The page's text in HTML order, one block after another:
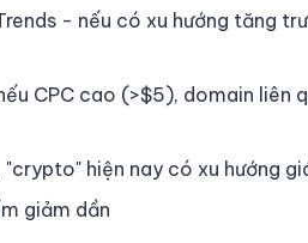
- nếu có xu hướng tăng
CPC cao (>$5), domain liên
"crypto" hiện nay có xu hướng
giảm dần